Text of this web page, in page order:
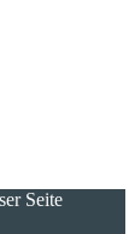
Seite